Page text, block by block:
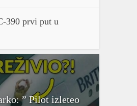
390 prvi put u
” Pilot izleteo